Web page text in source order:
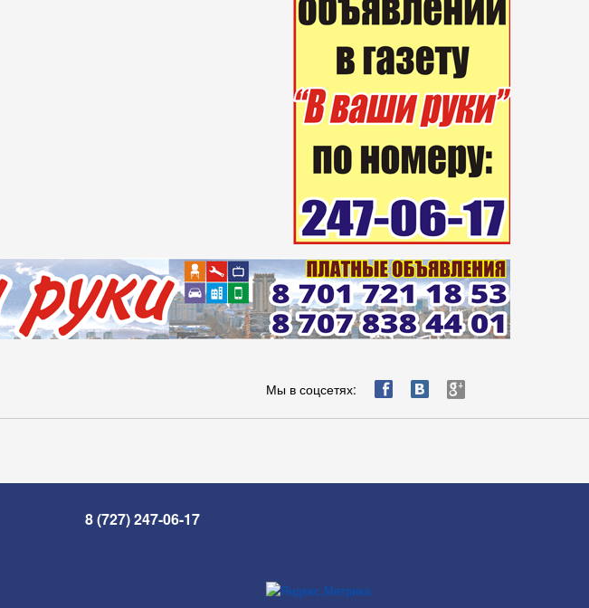
Мы в соцсетях: ä æ è
8 (727) 247-06-17